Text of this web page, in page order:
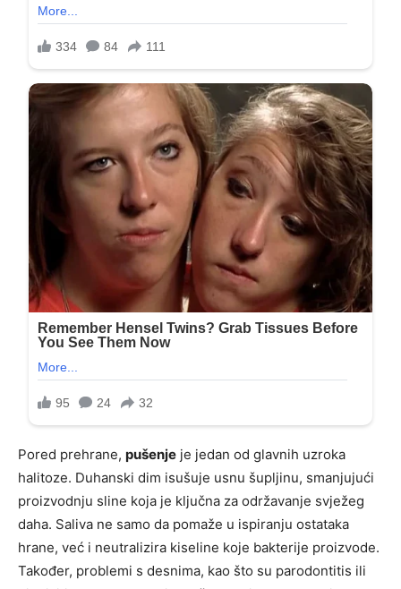
Pored prehrane, pušenje je jedan od glavnih uzroka
halitoze. Duhanski dim isušuje usnu šupljinu, smanjujući
proizvodnju sline koja je ključna za održavanje svježeg
daha. Saliva ne samo da pomaže u ispiranju ostataka
hrane, već i neutralizira kiseline koje bakterije proizvode.
Također, problemi s desnima, kao što su parodontitis ili